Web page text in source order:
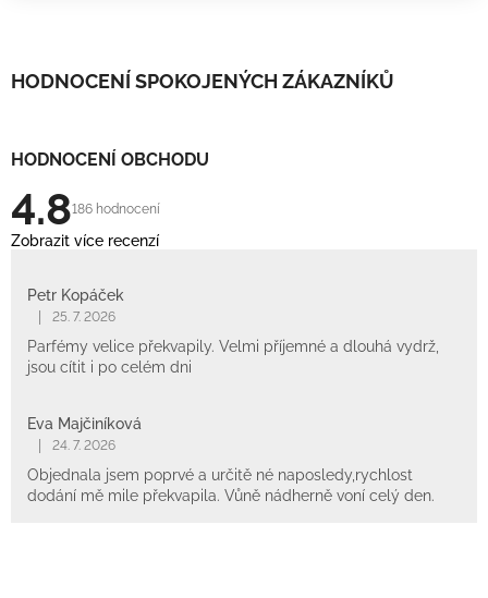
e
n
HODNOCENÍ SPOKOJENÝCH ZÁKAZNÍKŮ
HODNOCENÍ OBCHODU
4.8186 hodnocení
Zobrazit více recenzí
Petr Kopáček
25. 7. 2026
Parfémy velice překvapily. Velmi příjemné a dlouhá vydrž,
jsou cítit i po celém dni
Eva Majčiníková
24. 7. 2026
Objednala jsem poprvé a určitě né naposledy,rychlost
dodání mě mile překvapila. Vůně nádherně voní celý den.